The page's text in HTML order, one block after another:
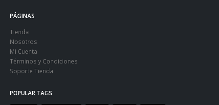
PÁGINAS
Tienda
Nosotros
Mi Cuenta
Términos y Condiciones
Soporte Tienda
POPULAR TAGS